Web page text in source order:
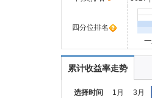
四分位排名
累计收益率走势
选择时间 1月 3月